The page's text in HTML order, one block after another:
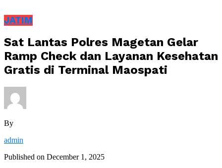
JATIM
Sat Lantas Polres Magetan Gelar
Ramp Check dan Layanan Kesehatan
Gratis di Terminal Maospati
By
admin
Published on December 1, 2025